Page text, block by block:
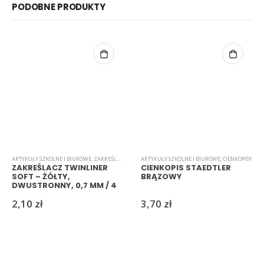
PODOBNE PRODUKTY
ARTYKUŁY SZKOLNE I BIUROWE, ZAKREŚLACZE
ZAKREŚLACZ TWINLINER
SOFT – ŻÓŁTY,
DWUSTRONNY, 0,7 MM / 4
2,10 zł
ARTYKUŁY SZKOLNE I BIUROWE,CIENKOPISY
CIENKOPIS STAEDTLER
BRĄZOWY
3,70 zł